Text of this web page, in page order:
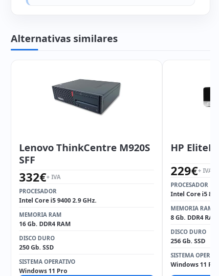
Alternativas similares
Lenovo ThinkCentre M920S
SFF
332€+ IVA
PROCESADOR
Intel Core i5 9400 2.9 GHz.
MEMORIA RAM
16 Gb. DDR4 RAM
DISCO DURO
250 Gb. SSD
SISTEMA OPERATIVO
Windows 11 Pro
HP
229€+ IVA
PROCESADOR
Intel Core i5
MEMORIA RAM
8 Gb. DDR4 RAM
DISCO DURO
256 Gb. SSD
SISTEMA
Windows 11 Pro